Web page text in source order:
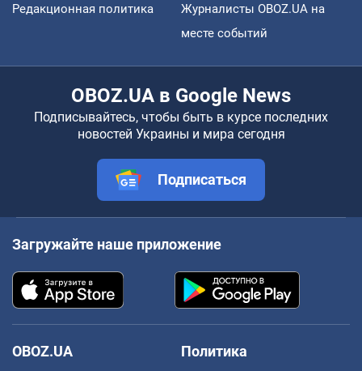
Редакционная политика
Журналисты OBOZ.UA на
месте событий
OBOZ.UA в Google News
Подписывайтесь, чтобы быть в курсе последних
новостей Украины и мира сегодня
Подписаться
Загружайте наше приложение
OBOZ.UA
Политика